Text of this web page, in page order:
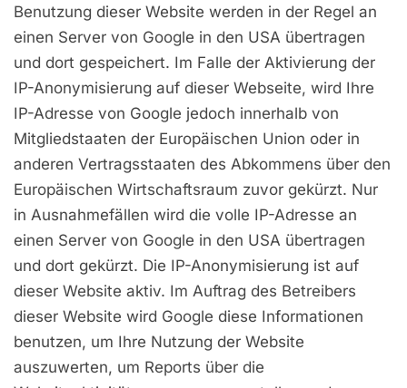
Benutzung dieser Website werden in der Regel an
einen Server von Google in den USA übertragen
und dort gespeichert. Im Falle der Aktivierung der
IP-Anonymisierung auf dieser Webseite, wird Ihre
IP-Adresse von Google jedoch innerhalb von
Mitgliedstaaten der Europäischen Union oder in
anderen Vertragsstaaten des Abkommens über den
Europäischen Wirtschaftsraum zuvor gekürzt. Nur
in Ausnahmefällen wird die volle IP-Adresse an
einen Server von Google in den USA übertragen
und dort gekürzt. Die IP-Anonymisierung ist auf
dieser Website aktiv. Im Auftrag des Betreibers
dieser Website wird Google diese Informationen
benutzen, um Ihre Nutzung der Website
auszuwerten, um Reports über die